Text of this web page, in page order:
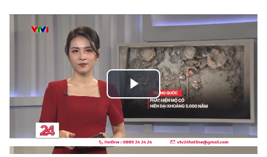
Play
Video